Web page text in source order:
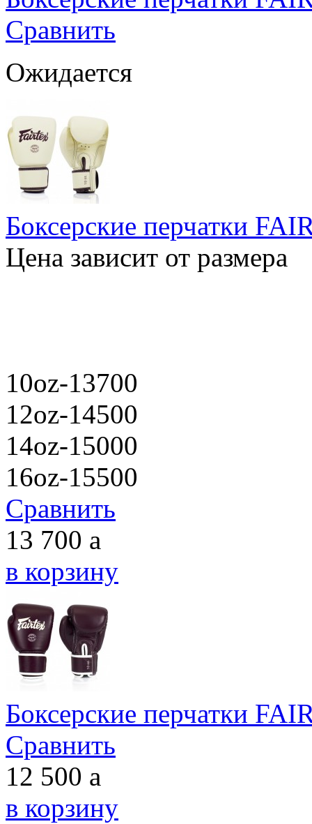
Сравнить
Ожидается
Боксерские перчатки
Цена зависит от размера
10oz-13700
12oz-14500
14oz-15000
16oz-15500
Сравнить
13 700 a
в корзину
Боксерские перчатки
Сравнить
12 500 a
в корзину